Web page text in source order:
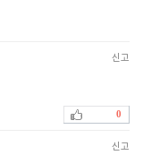
신고
0
신고